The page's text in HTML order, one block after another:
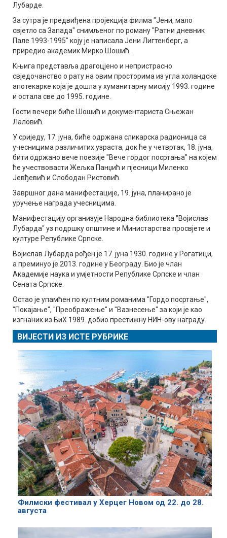
Лубарде.
За сутра је предвиђена пројекција филма "Јени, мало
свјетло са Запада" снимљеног по роману "Ратни дневник
Пале 1993-1995" коју је написала Јени Лигтенберг, а
приредио академик Мирко Шошић.
Књига представља драгоцјено и непристрасно
свједочанство о рату на овим просторима из угла холандске
апотекарке која је дошла у хуманитарну мисију 1993. године
и остала све до 1995. године.
Гости вечери биће Шошић и документариста Сњежан
Лаловић.
У сриједу, 17. јуна, биће одржана сликарска радионица са
учесницима различитих узраста, док ће у четвртак, 18. јуна,
бити одржано вече поезије "Вече гордог посртања" на којем
ће учествовасти Жељка Панџић и пјесници Миленко
Јевђевић и Слободан Ристовић.
Завршног дана манифестације, 19. јуна, планирано је
уручење награда учесницима.
Манифестацију организује Народна библиотека "Војислав
Лубарда" уз подршку општине и Министарства просвјете и
културе Републике Српске.
Војислав Лубарда рођен је 17. јуна 1930. године у Рогатици,
а преминуо је 2013. године у Београду. Био је члан
Академије наука и умјетности Републике Српске и члан
Сената Српске.
Остао је упамћен по култним романима "Гордо посртање",
"Покајање", "Преображење" и "Вазнесење" за који је као
изгнаник из БиХ 1989. добио престижну НИН-ову награду.
ВИЈЕСТИ ИЗ ИСТЕ РУБРИКЕ
Филмски фестивал у Херцег Новом од 22. до 28.
августа